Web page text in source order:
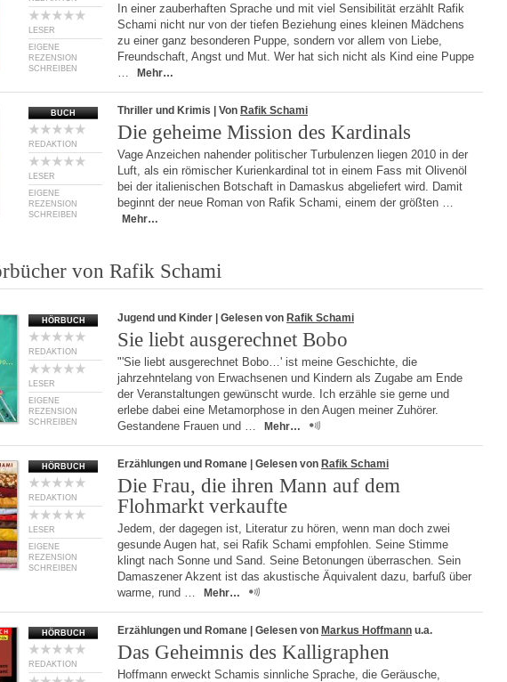
LESER
EIGENE
REZENSION
SCHREIBEN
In einer zauberhaften Sprache und mit viel Sensibilität erzählt Rafik
Schami nicht nur von der tiefen Beziehung eines kleinen Mädchens
zu einer ganz besonderen Puppe, sondern vor allem von Liebe,
Freundschaft, Angst und Mut. Wer hat sich nicht als Kind eine Puppe
…
Mehr…
BUCH
REDAKTION
LESER
EIGENE
REZENSION
SCHREIBEN
Thriller und Krimis | Von Rafik Schami
Die geheime Mission des Kardinals
Vage Anzeichen nahender politischer Turbulenzen liegen 2010 in der
Luft, als ein römischer Kurienkardinal tot in einem Fass mit Olivenöl
bei der italienischen Botschaft in Damaskus abgeliefert wird. Damit
beginnt der neue Roman von Rafik Schami, einem der größten …
Mehr…
von Rafik Schami
HÖRBUCH
REDAKTION
LESER
EIGENE
REZENSION
SCHREIBEN
Jugend und Kinder | Gelesen von Rafik Schami
Sie liebt ausgerechnet Bobo
"'Sie liebt ausgerechnet Bobo…' ist meine Geschichte, die
jahrzehntelang von Erwachsenen und Kindern als Zugabe am Ende
der Veranstaltungen gewünscht wurde. Ich erzähle sie gerne und
erlebe dabei eine Metamorphose in den Augen meiner Zuhörer.
Gestandene Frauen und …
Mehr…
HÖRBUCH
REDAKTION
LESER
EIGENE
REZENSION
SCHREIBEN
Erzählungen und Romane | Gelesen von Rafik Schami
Die Frau, die ihren Mann auf dem
Flohmarkt verkaufte
Jedem, der dagegen ist, Literatur zu hören, wenn man doch zwei
gesunde Augen hat, sei Rafik Schami empfohlen. Seine Stimme
klingt nach Sonne und Sand. Seine Betonungen überraschen. Sein
Damaszener Akzent ist das akustische Äquivalent dazu, barfuß über
warme, rund …
Mehr…
HÖRBUCH
REDAKTION
Erzählungen und Romane | Gelesen von Markus Hoffmann u.a.
Das Geheimnis des Kalligraphen
Hoffmann erweckt Schamis sinnliche Sprache, die Geräusche,